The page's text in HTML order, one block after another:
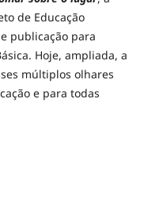
de Educação
publicação para
Hoje, ampliada, a
múltiplos olhares
e para todas